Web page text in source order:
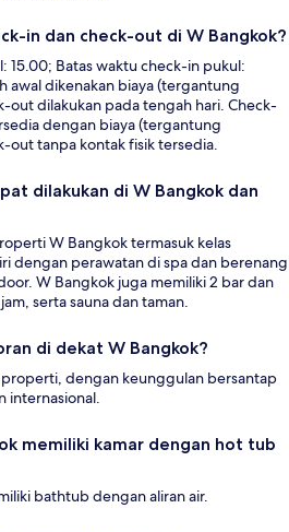
in dan check-out di W Bangkok?
15.00; Batas waktu check-in pukul:
awal dikenakan biaya (tergantung
out dilakukan pada tengah hari. Check-
dengan biaya (tergantung
out tanpa kontak fisik tersedia.
dilakukan di W Bangkok dan
W Bangkok termasuk kelas
dengan perawatan di spa dan berenang
W Bangkok juga memiliki 2 bar dan
serta sauna dan taman.
di dekat W Bangkok?
properti, dengan keunggulan bersantap
internasional.
memiliki kamar dengan hot tub
bathtub dengan aliran air.